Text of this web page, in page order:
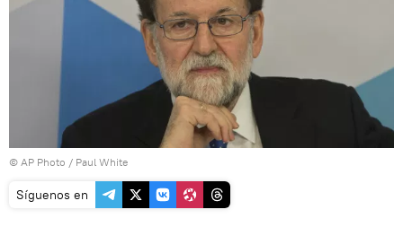
© AP Photo / Paul White
Síguenos en